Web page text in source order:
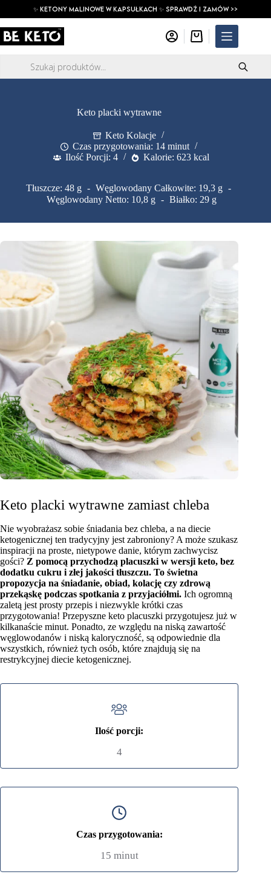
treści
✨ ketony malinowe w kapsułkach ✨ SPRAWDŹ I ZAMÓW >>
Koszyk
produktów
Keto placki wytrawne
Keto Kolacje
Czas przygotowania: 14 minut
Ilość Porcji: 4
Kalorie: 623 kcal
Tłuszcze: 48 g
Węglowodany Całkowite: 19,3 g
Węglowodany Netto: 10,8 g
Białko: 29 g
Keto placki wytrawne zamiast chleba
Nie wyobrażasz sobie śniadania bez chleba, a na diecie
ketogenicznej ten tradycyjny jest zabroniony? A może szukasz
inspiracji na proste, nietypowe danie, którym zachwycisz
gości? Z pomocą przychodzą placuszki w wersji keto, bez
dodatku cukru i złej jakości tłuszczu. To świetna
propozycja na śniadanie, obiad, kolację czy zdrową
przekąskę podczas spotkania z przyjaciółmi. Ich ogromną
zaletą jest prosty przepis i niezwykle krótki czas
przygotowania! Przepyszne keto placuszki przygotujesz już w
kilkanaście minut. Ponadto, ze względu na niską zawartość
węglowodanów i niską kaloryczność, są odpowiednie dla
wszystkich, również tych osób, które znajdują się na
restrykcyjnej diecie ketogenicznej.
Ilość porcji:
4
Czas przygotowania:
15 minut